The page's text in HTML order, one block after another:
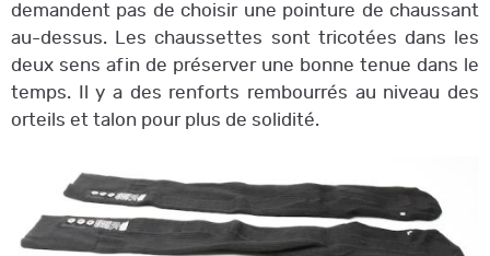
demandent pas de choisir une pointure de chaussant
au-dessus. Les chaussettes sont tricotées dans les
deux sens afin de préserver une bonne tenue dans le
temps. Il y a des renforts rembourrés au niveau des
orteils et talon pour plus de solidité.